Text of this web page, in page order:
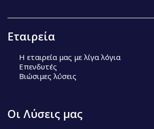
Εταιρεία
Η εταιρεία μας με λίγα λόγια
Επενδυτές
Βιώσιμες λύσεις
Οι Λύσεις μας